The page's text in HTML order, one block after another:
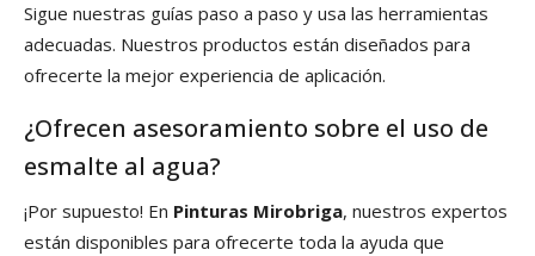
Sigue nuestras guías paso a paso y usa las herramientas
adecuadas. Nuestros productos están diseñados para
ofrecerte la mejor experiencia de aplicación.
¿Ofrecen asesoramiento sobre el uso de
esmalte al agua?
¡Por supuesto! En Pinturas Mirobriga, nuestros expertos
están disponibles para ofrecerte toda la ayuda que